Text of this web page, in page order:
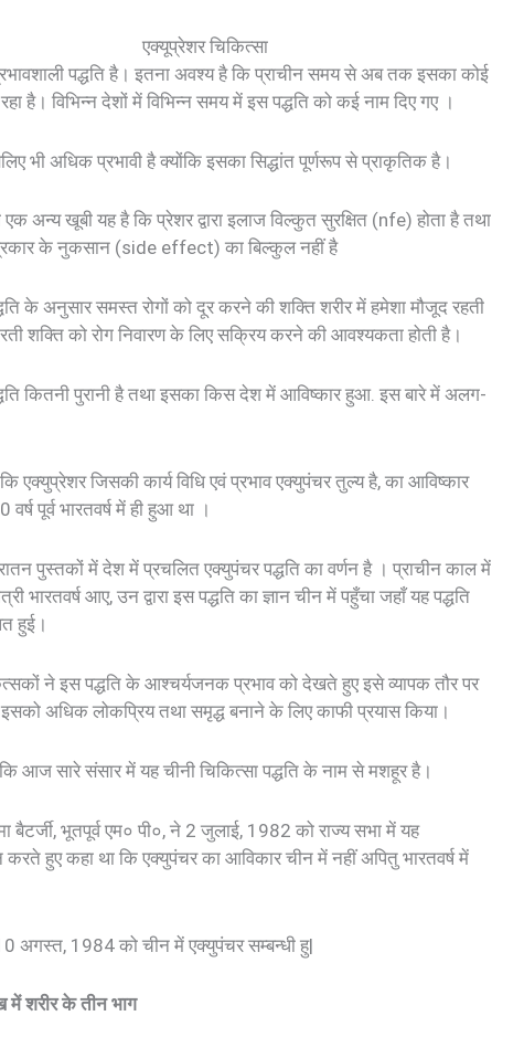
एक्यूप्रेशर चिकित्सा
पद्धति है। इतना अवश्य है कि प्राचीन समय से अब तक इसका कोई
है। विभिन्न देशों में विभिन्न समय में इस पद्धति को कई नाम दिए गए ।
भी अधिक प्रभावी है क्योंकि इसका सिद्धांत पूर्णरूप से प्राकृतिक है।
एक अन्य खूबी यह है कि प्रेशर द्वारा इलाज विल्कुत सुरक्षित (nfe) होता है तथा
के नुकसान (side effect) का बिल्कुल नहीं है
के अनुसार समस्त रोगों को दूर करने की शक्ति शरीर में हमेशा मौजूद रहती
शक्ति को रोग निवारण के लिए सक्रिय करने की आवश्यकता होती है।
कितनी पुरानी है तथा इसका किस देश में आविष्कार हुआ. इस बारे में अलग-
कि एक्युप्रेशर जिसकी कार्य विधि एवं प्रभाव एक्युपंचर तुल्य है, का आविष्कार
पूर्व भारतवर्ष में ही हुआ था ।
पुस्तकों में देश में प्रचलित एक्युपंचर पद्धति का वर्णन है । प्राचीन काल में
भारतवर्ष आए, उन द्वारा इस पद्धति का ज्ञान चीन में पहुँचा जहाँ यह पद्धति
हुई।
ने इस पद्धति के आश्चर्यजनक प्रभाव को देखते हुए इसे व्यापक तौर पर
अधिक लोकप्रिय तथा समृद्ध बनाने के लिए काफी प्रयास किया।
आज सारे संसार में यह चीनी चिकित्सा पद्धति के नाम से मशहूर है।
बैटर्जी, भूतपूर्व एम० पी०, ने 2 जुलाई, 1982 को राज्य सभा में यह
करते हुए कहा था कि एक्युपंचर का आविकार चीन में नहीं अपितु भारतवर्ष में
अगस्त, 1984 को चीन में एक्युपंचर सम्बन्धी हु|
में शरीर के तीन भाग